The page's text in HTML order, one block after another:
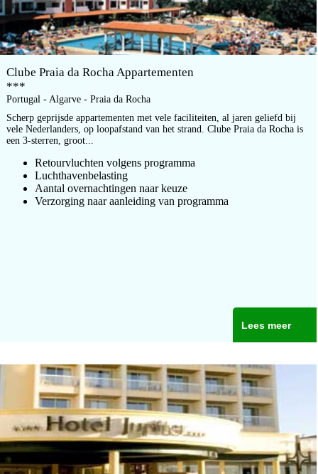
Clube Praia da Rocha Appartementen
***
Portugal - Algarve - Praia da Rocha
Scherp geprijsde appartementen met vele faciliteiten, al jaren geliefd bij
vele Nederlanders, op loopafstand van het strand. Clube Praia da Rocha is
een 3-sterren, groot...
Retourvluchten volgens programma
Luchthavenbelasting
Aantal overnachtingen naar keuze
Verzorging naar aanleiding van programma
Lees meer